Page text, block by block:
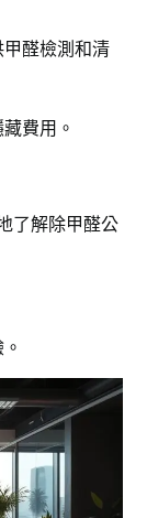
醛檢測和清
費用。
了解除甲醛公